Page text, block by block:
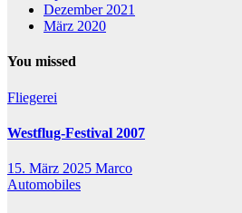
Dezember 2021
März 2020
You missed
Fliegerei
Westflug-Festival 2007
15. März 2025 Marco
Automobiles